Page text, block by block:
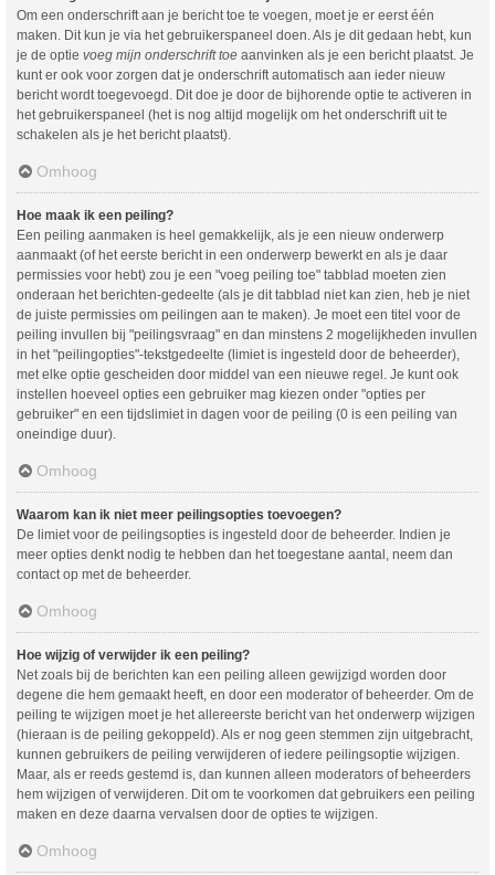
Om een onderschrift aan je bericht toe te voegen, moet je er eerst één
maken. Dit kun je via het gebruikerspaneel doen. Als je dit gedaan hebt, kun
je de optie voeg mijn onderschrift toe aanvinken als je een bericht plaatst. Je
kunt er ook voor zorgen dat je onderschrift automatisch aan ieder nieuw
bericht wordt toegevoegd. Dit doe je door de bijhorende optie te activeren in
het gebruikerspaneel (het is nog altijd mogelijk om het onderschrift uit te
schakelen als je het bericht plaatst).
Omhoog
Hoe maak ik een peiling?
Een peiling aanmaken is heel gemakkelijk, als je een nieuw onderwerp
aanmaakt (of het eerste bericht in een onderwerp bewerkt en als je daar
permissies voor hebt) zou je een "voeg peiling toe" tabblad moeten zien
onderaan het berichten-gedeelte (als je dit tabblad niet kan zien, heb je niet
de juiste permissies om peilingen aan te maken). Je moet een titel voor de
peiling invullen bij "peilingsvraag" en dan minstens 2 mogelijkheden invullen
in het "peilingopties"-tekstgedeelte (limiet is ingesteld door de beheerder),
met elke optie gescheiden door middel van een nieuwe regel. Je kunt ook
instellen hoeveel opties een gebruiker mag kiezen onder "opties per
gebruiker" en een tijdslimiet in dagen voor de peiling (0 is een peiling van
oneindige duur).
Omhoog
Waarom kan ik niet meer peilingsopties toevoegen?
De limiet voor de peilingsopties is ingesteld door de beheerder. Indien je
meer opties denkt nodig te hebben dan het toegestane aantal, neem dan
contact op met de beheerder.
Omhoog
Hoe wijzig of verwijder ik een peiling?
Net zoals bij de berichten kan een peiling alleen gewijzigd worden door
degene die hem gemaakt heeft, en door een moderator of beheerder. Om de
peiling te wijzigen moet je het allereerste bericht van het onderwerp wijzigen
(hieraan is de peiling gekoppeld). Als er nog geen stemmen zijn uitgebracht,
kunnen gebruikers de peiling verwijderen of iedere peilingsoptie wijzigen.
Maar, als er reeds gestemd is, dan kunnen alleen moderators of beheerders
hem wijzigen of verwijderen. Dit om te voorkomen dat gebruikers een peiling
maken en deze daarna vervalsen door de opties te wijzigen.
Omhoog